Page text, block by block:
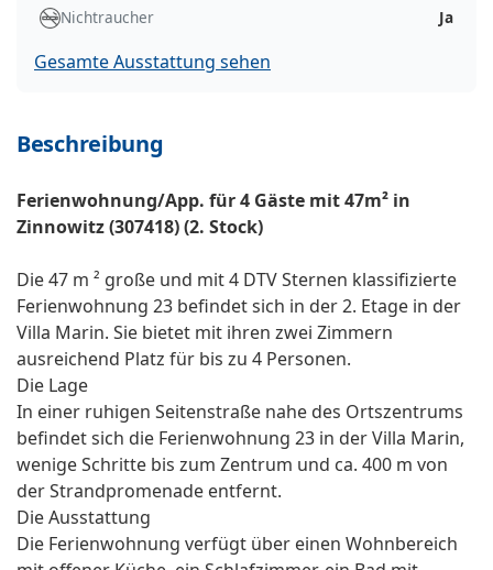
Nichtraucher
Ja
Gesamte Ausstattung sehen
Beschreibung
Ferienwohnung/App. für 4 Gäste mit 47m² in
Zinnowitz (307418) (2. Stock)
Die 47 m ² große und mit 4 DTV Sternen klassifizierte
Ferienwohnung 23 befindet sich in der 2. Etage in der
Villa Marin. Sie bietet mit ihren zwei Zimmern
ausreichend Platz für bis zu 4 Personen.
Die Lage
In einer ruhigen Seitenstraße nahe des Ortszentrums
befindet sich die Ferienwohnung 23 in der Villa Marin,
wenige Schritte bis zum Zentrum und ca. 400 m von
der Strandpromenade entfernt.
Die Ausstattung
Die Ferienwohnung verfügt über einen Wohnbereich